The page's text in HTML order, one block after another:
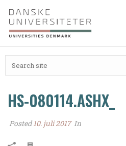
HS-080114.ASHX_
Posted10. juli 2017 In